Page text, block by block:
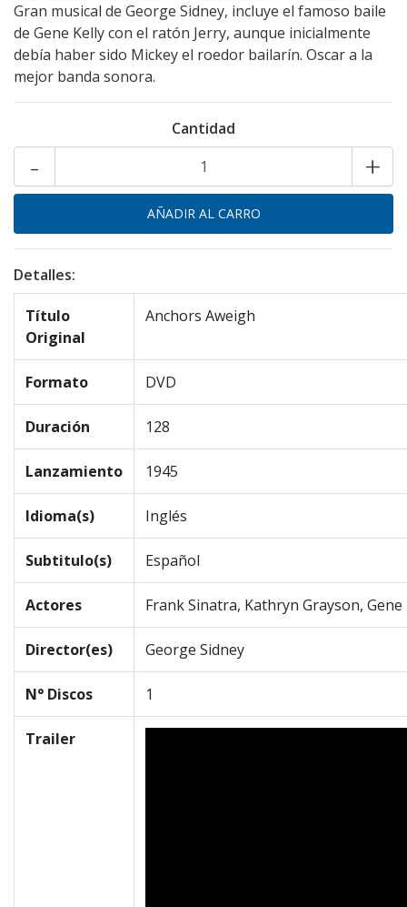
Gran musical de George Sidney, incluye el famoso baile
de Gene Kelly con el ratón Jerry, aunque inicialmente
debía haber sido Mickey el roedor bailarín. Oscar a la
mejor banda sonora.
Cantidad
+
-
Detalles:
Título
Original
Anchors Aweigh
Formato DVD
Duración 128
Lanzamiento 1945
Idioma(s) Inglés
Subtitulo(s) Español
Actores Frank Sinatra, Kathryn Grayson,
Director(es) George Sidney
N° Discos 1
Trailer